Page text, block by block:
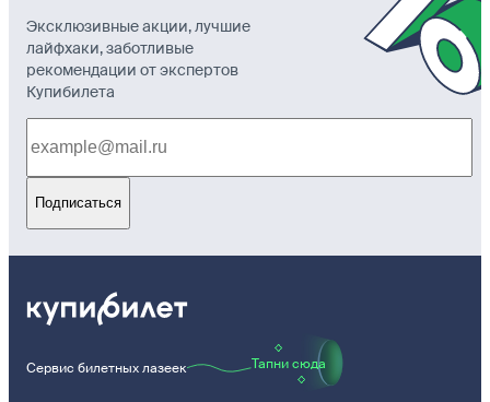
Эксклюзивные акции, лучшие
лайфхаки, заботливые
рекомендации от экспертов
Купибилета
Подписаться
Сервис билетных лазеек Тапни сюда